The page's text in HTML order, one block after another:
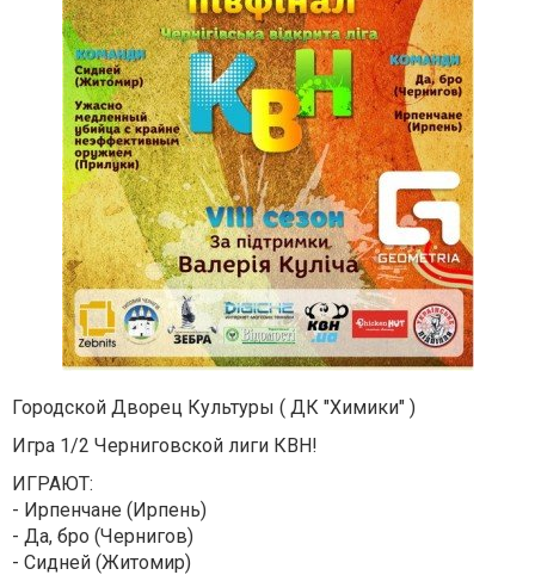
Городской Дворец Культуры ( ДК "Химики" )
Игра 1/2 Черниговской лиги КВН!
ИГРАЮТ:
- Ирпенчане (Ирпень)
- Да, бро (Чернигов)
- Сидней (Житомир)